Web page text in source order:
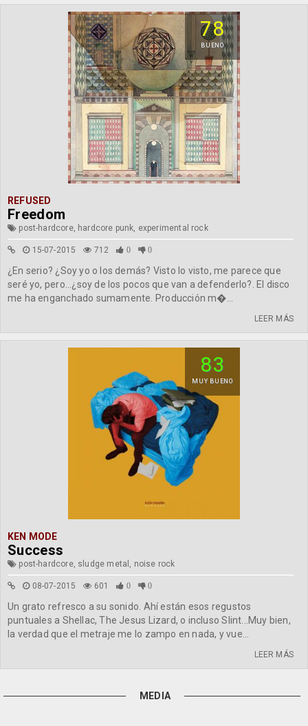
78
BUENO
REFUSED
Freedom
post-hardcore, hardcore punk, experimental rock
15-07-2015 712 0 0
¿En serio? ¿Soy yo o los demás? Visto lo visto, me parece que
seré yo, pero...¿soy de los pocos que van a defenderlo?. El disco
me ha enganchado sumamente. Producción m�...
LEER MÁS
83
MUY BUENO
KEN MODE
Success
post-hardcore, sludge metal, noise rock
08-07-2015 601 0 0
Un grato refresco a su sonido. Ahí están esos regustos
puntuales a Shellac, The Jesus Lizard, o incluso Slint...Muy bien,
la verdad que el metraje me lo zampo en nada, y vue...
LEER MÁS
MEDIA